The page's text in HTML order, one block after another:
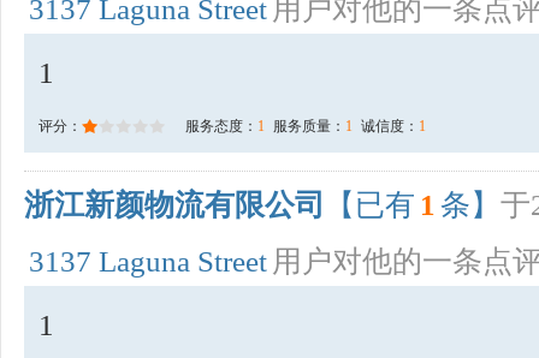
3137 Laguna Street 用户对他的一条点
1
评分： 服务态度： 1 服务质量： 1 诚信度： 1
浙江新颜物流有限公司 【已有 1 条】 于
3137 Laguna Street 用户对他的一条点
1